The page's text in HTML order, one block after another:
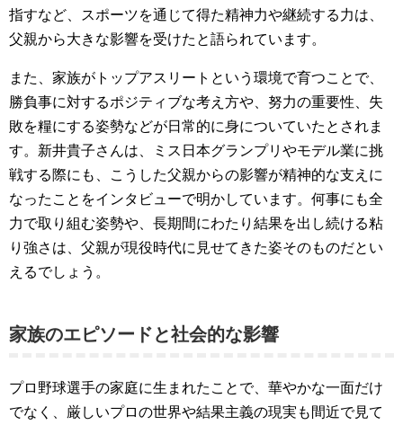
指すなど、スポーツを通じて得た精神力や継続する力は、
父親から大きな影響を受けたと語られています。
また、家族がトップアスリートという環境で育つことで、
勝負事に対するポジティブな考え方や、努力の重要性、失
敗を糧にする姿勢などが日常的に身についていたとされま
す。新井貴子さんは、ミス日本グランプリやモデル業に挑
戦する際にも、こうした父親からの影響が精神的な支えに
なったことをインタビューで明かしています。何事にも全
力で取り組む姿勢や、長期間にわたり結果を出し続ける粘
り強さは、父親が現役時代に見せてきた姿そのものだとい
えるでしょう。
家族のエピソードと社会的な影響
プロ野球選手の家庭に生まれたことで、華やかな一面だけ
でなく、厳しいプロの世界や結果主義の現実も間近で見て